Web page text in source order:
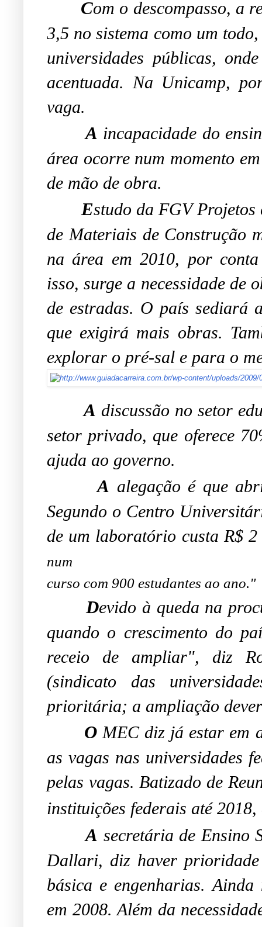
Com o descompasso, a
3,5 no sistema como um
universidades públicas,
acentuada. Na Unicamp,
vaga.
A incapacidade do
área ocorre num momento
de mão de obra.
Estudo da FGV
de Materiais de Construção
na área em 2010, por
isso, surge a necessidade de
de estradas. O país sediará
que exigirá mais obras.
explorar o pré-sal e para o
A discussão no setor
setor privado, que oferece
ajuda ao governo.
A alegação é que
Segundo o Centro
de um laboratório custa R$
num
curso com 900 estudantes ao ano."
Devido à queda na
quando o crescimento do
receio de ampliar", diz
(sindicato das
prioritária; a ampliação
OMEC diz já estar em
as vagas nas universidades
pelas vagas. Batizado de
instituições federais até
A secretária de Ensino
Dallari, diz haver
básica e engenharias.
em 2008. Além da